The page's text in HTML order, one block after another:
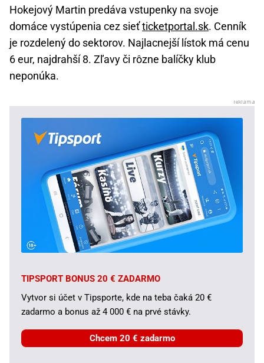
Hokejový Martin predáva vstupenky na svoje
domáce vystúpenia cez sieťticketportal.sk. Cenník
je rozdelený do sektorov. Najlacnejší lístok má cenu
6 eur, najdrahší 8. Zľavy či rôzne balíčky klub
neponúka.
TIPSPORT BONUS 20 € ZADARMO
Vytvor si účet v Tipsporte, kde na teba čaká 20 €
zadarmo a bonus až 4 000 € na prvé stávky.
Chcem 20 € zadarmo